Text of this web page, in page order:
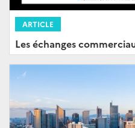
ARTICLE
Les échanges